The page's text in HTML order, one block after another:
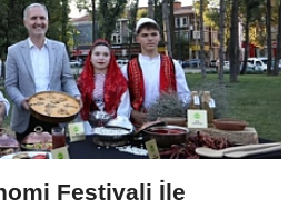
Festivali İle